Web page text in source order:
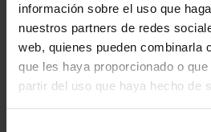
información sobre el uso que
nuestros partners de redes
web, quienes pueden combinarla
que les haya proporcionado o
partir del uso que haya hecho de